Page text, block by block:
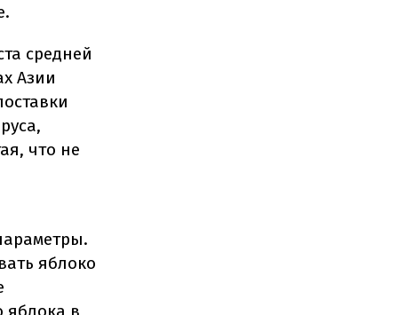
средней
Азии
что не
яблоко
яблока в